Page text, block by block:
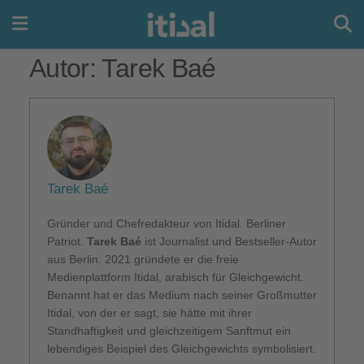
Autor: Tarek Baé
Tarek Baé
Gründer und Chefredakteur von Itidal. Berliner
Patriot. Tarek Baé ist Journalist und Bestseller-Autor
aus Berlin. 2021 gründete er die freie
Medienplattform Itidal, arabisch für Gleichgewicht.
Benannt hat er das Medium nach seiner Großmutter
Itidal, von der er sagt, sie hätte mit ihrer
Standhaftigkeit und gleichzeitigem Sanftmut ein
lebendiges Beispiel des Gleichgewichts symbolisiert.